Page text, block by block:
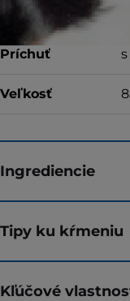
Typ krmiva
Príchuť
Veľkosť
Ingrediencie
Tipy ku kŕmeniu
Kľúčové